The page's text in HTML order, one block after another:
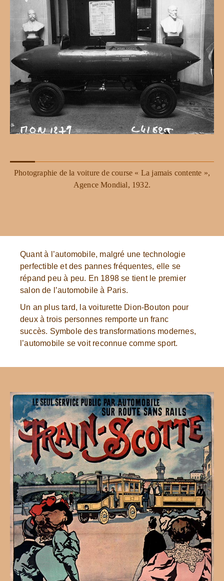
Photographie de la voiture de course « La jamais contente »,
Agence Mondial, 1932.
Quant à l’automobile, malgré une technologie
perfectible et des pannes fréquentes, elle se
répand peu à peu. En 1898 se tient le premier
salon de l’automobile à Paris.
Un an plus tard, la voiturette Dion-Bouton pour
deux à trois personnes remporte un franc
succès. Symbole des transformations modernes,
l’automobile se voit reconnue comme sport.